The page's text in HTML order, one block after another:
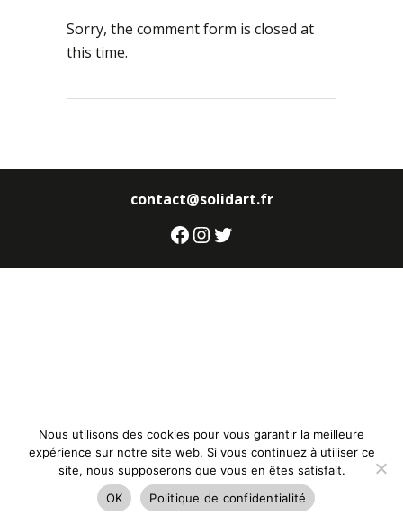
Sorry, the comment form is closed at
this time.
contact@solidart.fr
Facebook
Instagram
Twitter
Nous utilisons des cookies pour vous garantir la meilleure
expérience sur notre site web. Si vous continuez à utiliser ce
site, nous supposerons que vous en êtes satisfait.
OK
Politique de confidentialité